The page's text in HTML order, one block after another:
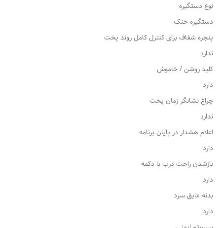
نوع دستگیره
دستگیره خنک
پنجره شفاف برای کنترل کامل روند پخت
ندارد
کلید روشن / خاموش
دارد
چراغ نشانگر زمان پخت
ندارد
اعلام هشدار در پایان برنامه
دارد
بازشدن راحت درب با دکمه
دارد
بدنه عایق سرد
دارد